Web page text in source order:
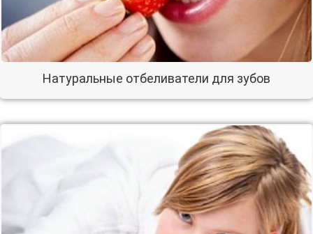
Натуральные отбеливатели для зубов